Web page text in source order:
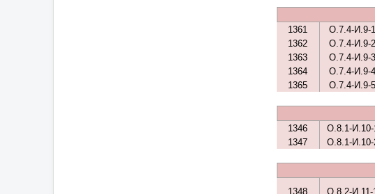
1361
О.7.4-И.9-1
1362
О.7.4-И.9-2
1363
О.7.4-И.9-3
1364
О.7.4-И.9-4
1365
О.7.4-И.9-5
1346
О.8.1-И.10-
1347
О.8.1-И.10-
1348
О.8.2-И.11-1